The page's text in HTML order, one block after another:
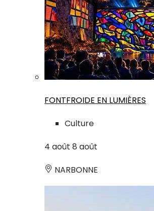
FONTFROIDE EN LUMIÈRES
Culture
4 août 8 août
NARBONNE